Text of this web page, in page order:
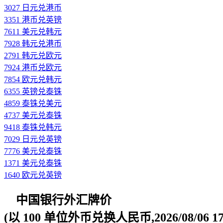
3027 日元兑港币
3351 港币兑英镑
7611 美元兑韩元
7928 韩元兑港币
2791 韩元兑欧元
7924 港币兑欧元
7854 欧元兑韩元
6355 英镑兑泰铢
4859 泰铢兑美元
4737 美元兑泰铢
9418 泰铢兑韩元
7029 日元兑英镑
7776 美元兑泰铢
1371 美元兑泰铢
1640 欧元兑英镑
中国银行外汇牌价
(以 100 单位外币兑换人民币,2026/08/06